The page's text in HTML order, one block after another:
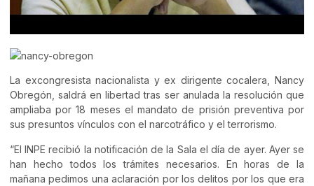
La excongresista nacionalista y ex dirigente cocalera, Nancy
Obregón, saldrá en libertad tras ser anulada la resolución que
ampliaba por 18 meses el mandato de prisión preventiva por
sus presuntos vínculos con el narcotráfico y el terrorismo.
“El INPE recibió la notificación de la Sala el día de ayer. Ayer se
han hecho todos los trámites necesarios. En horas de la
mañana pedimos una aclaración por los delitos por los que era